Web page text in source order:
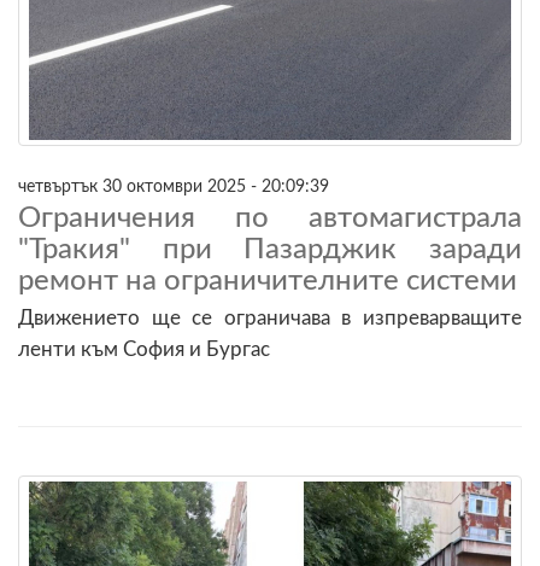
четвъртък 30 октомври 2025 - 20:09:39
Ограничения по автомагистрала
"Тракия" при Пазарджик заради
ремонт на ограничителните системи
Движението ще се ограничава в изпреварващите
ленти към София и Бургас